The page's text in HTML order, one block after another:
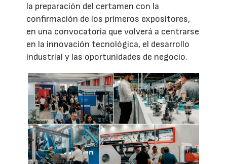
la preparación del certamen con la
confirmación de los primeros expositores,
en una convocatoria que volverá a centrarse
en la innovación tecnológica, el desarrollo
industrial y las oportunidades de negocio.